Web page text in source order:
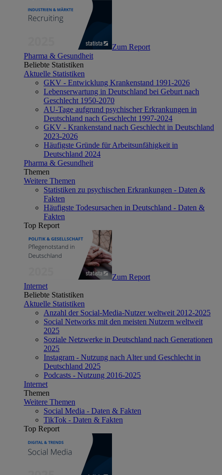
Zum Report
Pharma & Gesundheit
Beliebte Statistiken
Aktuelle Statistiken
GKV - Entwicklung Krankenstand 1991-2026
Lebenserwartung in Deutschland bei Geburt nach
Geschlecht 1950-2070
AU-Tage aufgrund psychischer Erkrankungen in
Deutschland nach Geschlecht 1997-2024
GKV - Krankenstand nach Geschlecht in Deutschland
2023-2026
Häufigste Gründe für Arbeitsunfähigkeit in
Deutschland 2024
Pharma & Gesundheit
Themen
Weitere Themen
Statistiken zu psychischen Erkrankungen - Daten &
Fakten
Häufigste Todesursachen in Deutschland - Daten &
Fakten
Top Report
Zum Report
Internet
Beliebte Statistiken
Aktuelle Statistiken
Anzahl der Social-Media-Nutzer weltweit 2012-2025
Social Networks mit den meisten Nutzern weltweit
2025
Soziale Netzwerke in Deutschland nach Generationen
2025
Instagram - Nutzung nach Alter und Geschlecht in
Deutschland 2025
Podcasts - Nutzung 2016-2025
Internet
Themen
Weitere Themen
Social Media - Daten & Fakten
TikTok - Daten & Fakten
Top Report